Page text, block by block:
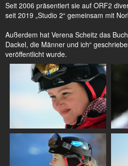
Seit 2006 präsentiert sie auf ORF2
seit 2019 „Studio 2“ gemeinsam mit
Außerdem hat Verena Scheitz das
Dackel, die Männer und ich“
veröffentlicht wurde.